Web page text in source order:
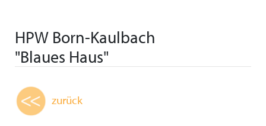
HPW Born-Kaulbach
"Blaues Haus"
zurück